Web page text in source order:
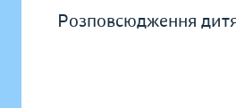
Розповсюдження